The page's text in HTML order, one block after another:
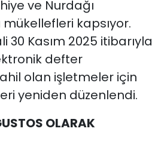
ve Nurdağı
kapsıyor.
30 Kasım 2025 itibarıyla
defter
olan işletmeler için
yeniden düzenlendi.
OLARAK